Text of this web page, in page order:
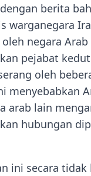
berita
warganegara
negara Arab
pejabat
oleh
menyebabkan
arab lain
hubungan
ini secara tidak